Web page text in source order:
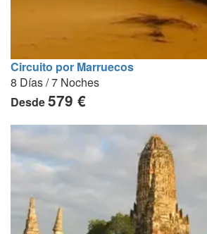
Circuito por Marruecos
8 Días / 7 Noches
Desde579 €